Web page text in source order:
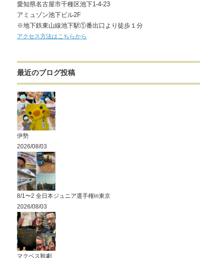
愛知県名古屋市千種区池下1-4-23
アミュゾン池下ビル2F
※地下鉄東山線池下駅①番出口より徒歩１分
アクセス方法はこちらから
最近のブログ投稿
伊勢
2026/08/03
8/1〜2 全日本ジュニア選手権in東京
2026/08/03
マクベス観劇